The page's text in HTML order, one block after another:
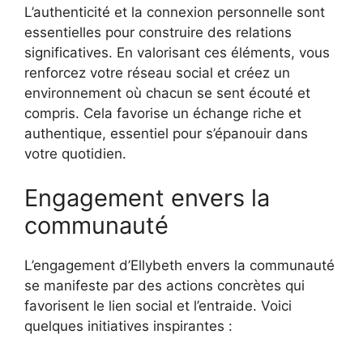
L’authenticité et la connexion personnelle sont
essentielles pour construire des relations
significatives. En valorisant ces éléments, vous
renforcez votre réseau social et créez un
environnement où chacun se sent écouté et
compris. Cela favorise un échange riche et
authentique, essentiel pour s’épanouir dans
votre quotidien.
Engagement envers la
communauté
L’engagement d’Ellybeth envers la communauté
se manifeste par des actions concrètes qui
favorisent le lien social et l’entraide. Voici
quelques initiatives inspirantes :